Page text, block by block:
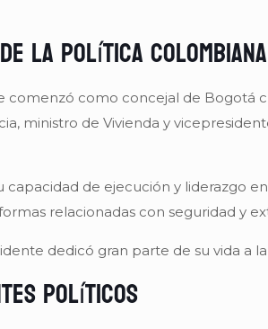
la política colombiana
comenzó como concejal de Bogotá
ministro de Vivienda y
de ejecución y liderazgo
relacionadas con seguridad y
dedicó gran parte de su vida a
políticos